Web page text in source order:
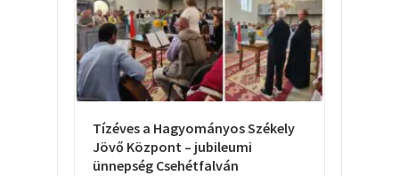
Tízéves a Hagyományos Székely
Jövő Központ – jubileumi
ünnepség Csehétfalván